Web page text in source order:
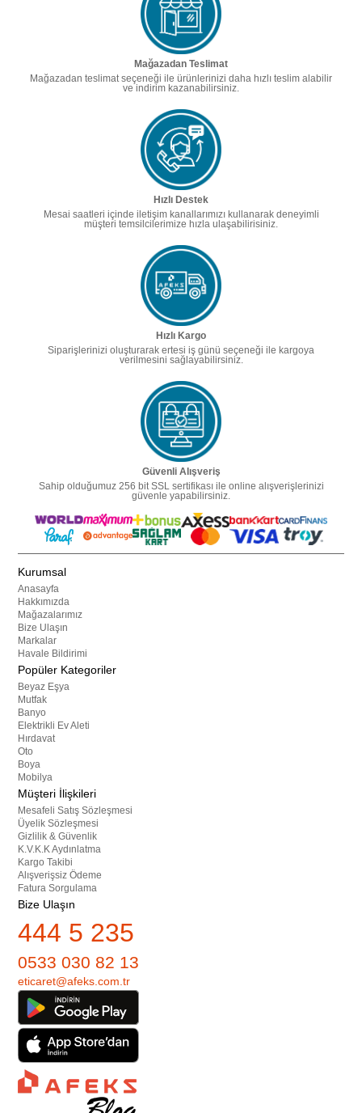
Mağazadan Teslimat
Mağazadan teslimat seçeneği ile ürünlerinizi daha hızlı teslim alabilir
ve indirim kazanabilirsiniz.
Hızlı Destek
Mesai saatleri içinde iletişim kanallarımızı kullanarak deneyimli
müşteri temsilcilerimize hızla ulaşabilirisiniz.
Hızlı Kargo
Siparişlerinizi oluşturarak ertesi iş günü seçeneği ile kargoya
verilmesini sağlayabilirsiniz.
Güvenli Alışveriş
Sahip olduğumuz 256 bit SSL sertifikası ile online alışverişlerinizi
güvenle yapabilirsiniz.
Kurumsal
Anasayfa
Hakkımızda
Mağazalarımız
Bize Ulaşın
Markalar
Havale Bildirimi
Popüler Kategoriler
Beyaz Eşya
Mutfak
Banyo
Elektrikli Ev Aleti
Hırdavat
Oto
Boya
Mobilya
Müşteri İlişkileri
Mesafeli Satış Sözleşmesi
Üyelik Sözleşmesi
Gizlilik & Güvenlik
K.V.K.K Aydınlatma
Kargo Takibi
Alışverişsiz Ödeme
Fatura Sorgulama
Bize Ulaşın
444 5 235
0533 030 82 13
eticaret@afeks.com.tr